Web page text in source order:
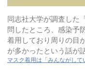
同志社大学が調査した
問したところ、感染予
着用しており周りの目
が多かったという話が
マスク着用は「みんながし